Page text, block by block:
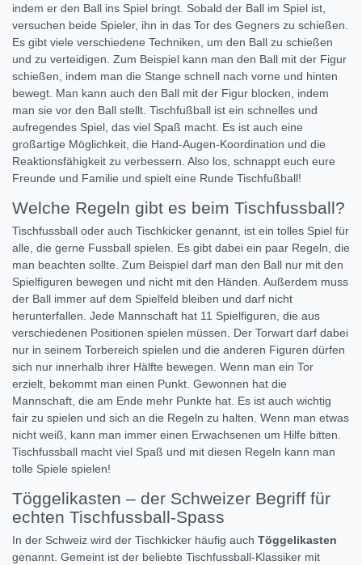
indem er den Ball ins Spiel bringt. Sobald der Ball im Spiel ist,
versuchen beide Spieler, ihn in das Tor des Gegners zu schießen.
Es gibt viele verschiedene Techniken, um den Ball zu schießen
und zu verteidigen. Zum Beispiel kann man den Ball mit der Figur
schießen, indem man die Stange schnell nach vorne und hinten
bewegt. Man kann auch den Ball mit der Figur blocken, indem
man sie vor den Ball stellt. Tischfußball ist ein schnelles und
aufregendes Spiel, das viel Spaß macht. Es ist auch eine
großartige Möglichkeit, die Hand-Augen-Koordination und die
Reaktionsfähigkeit zu verbessern. Also los, schnappt euch eure
Freunde und Familie und spielt eine Runde Tischfußball!
Welche Regeln gibt es beim Tischfussball?
Tischfussball oder auch Tischkicker genannt, ist ein tolles Spiel für
alle, die gerne Fussball spielen. Es gibt dabei ein paar Regeln, die
man beachten sollte. Zum Beispiel darf man den Ball nur mit den
Spielfiguren bewegen und nicht mit den Händen. Außerdem muss
der Ball immer auf dem Spielfeld bleiben und darf nicht
herunterfallen. Jede Mannschaft hat 11 Spielfiguren, die aus
verschiedenen Positionen spielen müssen. Der Torwart darf dabei
nur in seinem Torbereich spielen und die anderen Figuren dürfen
sich nur innerhalb ihrer Hälfte bewegen. Wenn man ein Tor
erzielt, bekommt man einen Punkt. Gewonnen hat die
Mannschaft, die am Ende mehr Punkte hat. Es ist auch wichtig
fair zu spielen und sich an die Regeln zu halten. Wenn man etwas
nicht weiß, kann man immer einen Erwachsenen um Hilfe bitten.
Tischfussball macht viel Spaß und mit diesen Regeln kann man
tolle Spiele spielen!
Töggelikasten – der Schweizer Begriff für
echten Tischfussball-Spass
In der Schweiz wird der Tischkicker häufig auch Töggelikasten
genannt. Gemeint ist der beliebte Tischfussball-Klassiker mit